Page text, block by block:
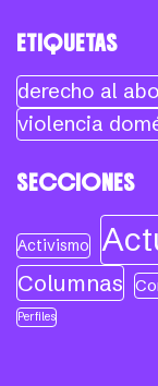
ETIQUETAS
derecho al
violencia
SECCIONES
Activismo
Columnas
Perfiles